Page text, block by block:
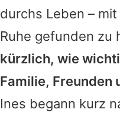
durchs Leben –
Ruhe gefunden zu
kürzlich, wie
Familie, Freunden
Ines begann kurz